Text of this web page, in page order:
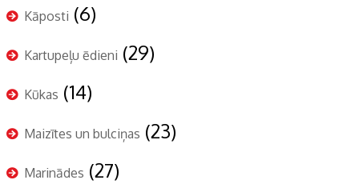
Kāposti (6)
Kartupeļu ēdieni (29)
Kūkas (14)
Maizītes un bulciņas (23)
Marinādes (27)